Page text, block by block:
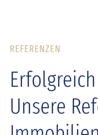
REFERENZEN
Unsere